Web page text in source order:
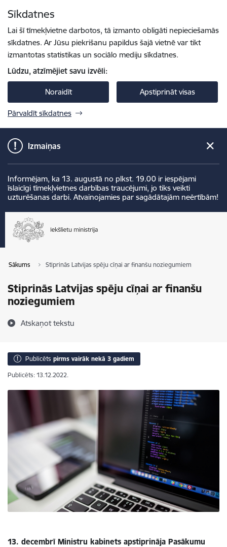
Sīkdatnes
Lai šī tīmekļvietne darbotos, tā izmanto obligāti nepieciešamās
sīkdatnes. Ar Jūsu piekrišanu papildus šajā vietnē var tikt
izmantotas statistikas un sociālo mediju sīkdatnes.
Lūdzu, atzīmējiet savu izvēli:
Noraidīt Apstiprināt visas
Pārvaldīt sīkdatnes
Izmaiņas
Informējam, ka 13. augustā no plkst. 19.00 ir iespējami
īslaicīgi tīmekļvietnes darbības traucējumi, jo tiks veikti
uzturēšanas darbi. Atvainojamies par sagādātajām neērtībām!
Sākums Stiprinās Latvijas spēju cīņai ar finanšu noziegumiem
Stiprinās Latvijas spēju cīņai ar finanšu
noziegumiem
Atskaņot tekstu
Publicēts pirms vairāk nekā 3 gadiem
Publicēts: 13.12.2022.
13. decembrī Ministru kabinets apstiprināja Pasākumu